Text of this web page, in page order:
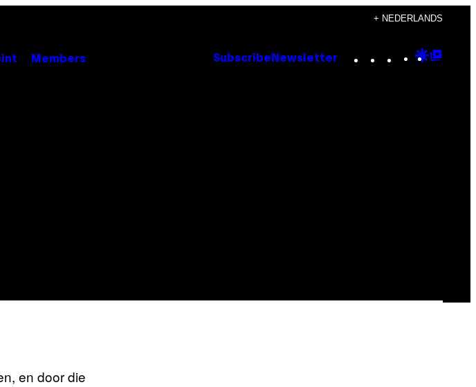
+ NEDERLANDS
Members Subscribe Newsletter Instagram
TikTok
YouTube
Google
en door die